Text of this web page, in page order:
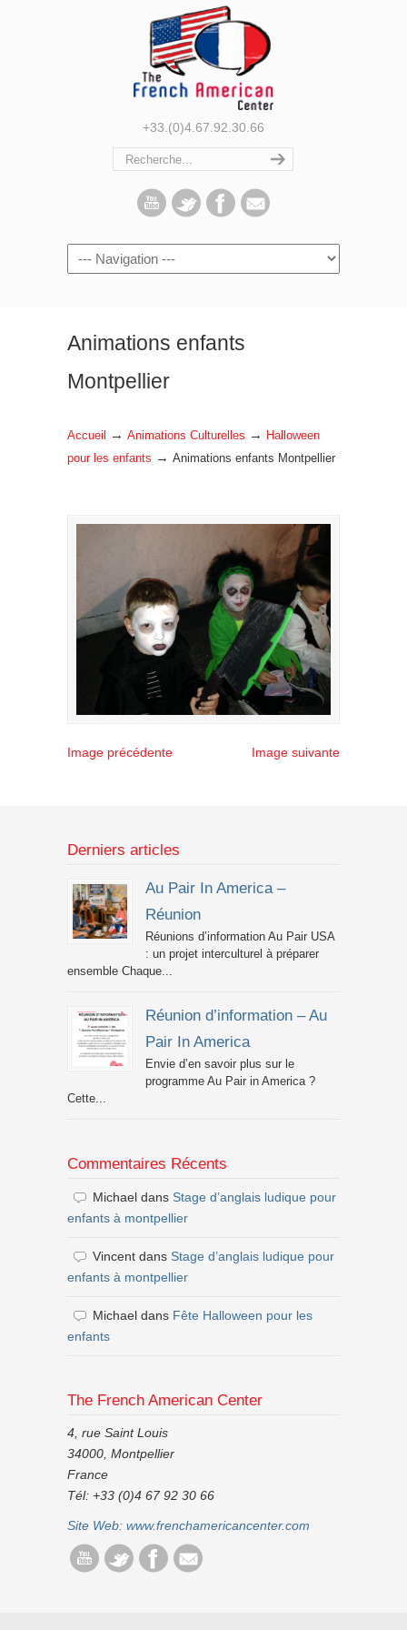
+33.(0)4.67.92.30.66
Navigation
Animations enfants
Montpellier
Accueil → Animations Culturelles →
Halloween
pour les enfants → Animations enfants Montpellier
Image précédente Image suivante
Derniers articles
Au Pair In America –
Réunion
Réunions d’information Au Pair USA
: un projet interculturel à préparer
ensemble Chaque...
Réunion d’information – Au
Pair In America
Envie d’en savoir plus sur le
programme Au Pair in America ?
Cette...
Commentaires Récents
Michael dans Stage d’anglais ludique pour
enfants à montpellier
Vincent dans Stage d’anglais ludique pour
enfants à montpellier
Michael dans Fête Halloween pour les
enfants
The French American Center
4, rue Saint Louis
34000, Montpellier
France
Tél: +33 (0)4 67 92 30 66
Site Web: www.frenchamericancenter.com